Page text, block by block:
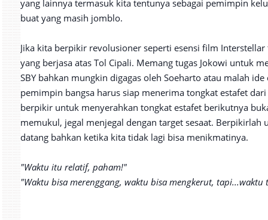
yang lainnya termasuk kita tentunya sebagai pemimpin
buat yang masih jomblo.
Jika kita berpikir revolusioner seperti esensi film
yang berjasa atas Tol Cipali. Memang tugas Jokowi untuk
SBY bahkan mungkin digagas oleh Soeharto atau malah
pemimpin bangsa harus siap menerima tongkat estafet
berpikir untuk menyerahkan tongkat estafet berikutnya
memukul, jegal menjegal dengan target sesaat. Berpikirlah
datang bahkan ketika kita tidak lagi bisa menikmatinya.
"Waktu itu relatif, paham!"
"Waktu bisa merenggang, waktu bisa mengkerut, tapi...waktu